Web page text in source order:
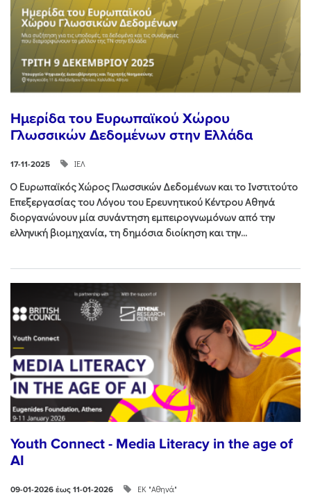
Ημερίδα του Ευρωπαϊκού Χώρου
Γλωσσικών Δεδομένων στην Ελλάδα
17-11-2025 ΙΕΛ
Ο Ευρωπαϊκός Χώρος Γλωσσικών Δεδομένων και το Ινστιτούτο
Επεξεργασίας του Λόγου του Ερευνητικού Κέντρου Αθηνά
διοργανώνουν μία συνάντηση εμπειρογνωμόνων από την
ελληνική βιομηχανία, τη δημόσια διοίκηση και την...
Youth Connect - Media Literacy in the age of
AI
09-01-2026 έως 11-01-2026 ΕΚ "Αθηνά"